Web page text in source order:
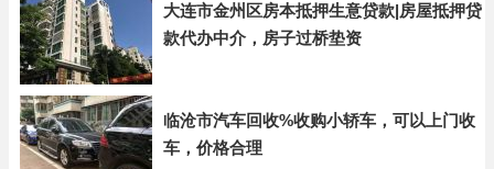
大连市金州区房本抵押生意贷款|房屋抵押贷
款代办中介，房子过桥垫资
临沧市汽车回收%收购小轿车，可以上门收
车，价格合理